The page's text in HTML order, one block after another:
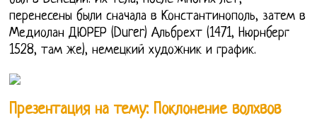
перенесены были сначала в Константинополь, затем в
Медиолан ДЮРЕР (Durer) Альбрехт (1471, Нюрнберг
1528, там же), немецкий художник и график.
Презентация на тему: Поклонение волхвов